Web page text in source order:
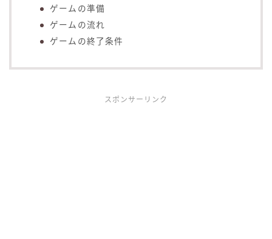
ゲームの準備
ゲームの流れ
ゲームの終了条件
スポンサーリンク